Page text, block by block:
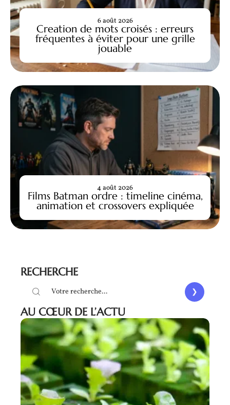
Creation de mots croisés : erreurs
fréquentes à éviter pour une grille
jouable
6 août 2026
Films Batman ordre : timeline cinéma,
animation et crossovers expliquée
4 août 2026
RECHERCHE
AU CŒUR DE L’ACTU